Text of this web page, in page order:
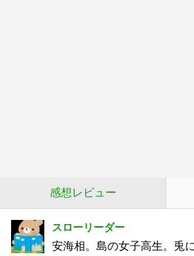
感想レビュー
スローリーダー
安海相。島の女子高生。兎